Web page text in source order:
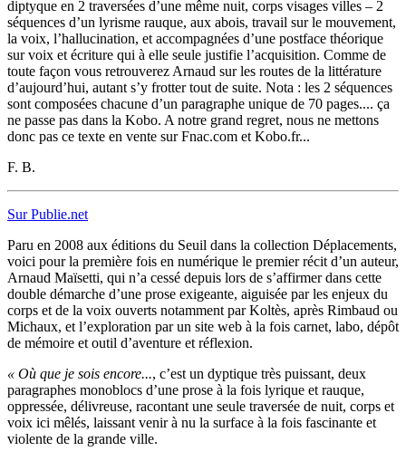
diptyque en 2 traversées d’une même nuit, corps visages villes – 2
séquences d’un lyrisme rauque, aux abois, travail sur le mouvement,
la voix, l’hallucination, et accompagnées d’une postface théorique
sur voix et écriture qui à elle seule justifie l’acquisition. Comme de
toute façon vous retrouverez Arnaud sur les routes de la littérature
d’aujourd’hui, autant s’y frotter tout de suite. Nota : les 2 séquences
sont composées chacune d’un paragraphe unique de 70 pages.... ça
ne passe pas dans la Kobo. A notre grand regret, nous ne mettons
donc pas ce texte en vente sur Fnac.com et Kobo.fr...
F. B.
Sur Publie.net
Paru en 2008 aux éditions du Seuil dans la collection Déplacements,
voici pour la première fois en numérique le premier récit d’un auteur,
Arnaud Maïsetti, qui n’a cessé depuis lors de s’affirmer dans cette
double démarche d’une prose exigeante, aiguisée par les enjeux du
corps et de la voix ouverts notamment par Koltès, après Rimbaud ou
Michaux, et l’exploration par un site web à la fois carnet, labo, dépôt
de mémoire et outil d’aventure et réflexion.
« Où que je sois encore..., c’est un dyptique très puissant, deux
paragraphes monoblocs d’une prose à la fois lyrique et rauque,
oppressée, délivreuse, racontant une seule traversée de nuit, corps et
voix ici mêlés, laissant venir à nu la surface à la fois fascinante et
violente de la grande ville.